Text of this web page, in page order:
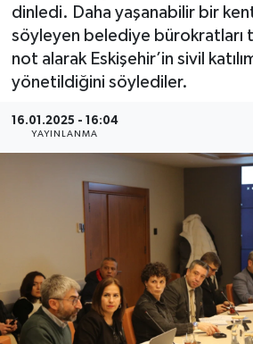
dinledi. Daha yaşanabilir bir kent
söyleyen belediye bürokratları
not alarak Eskişehir’in sivil
yönetildiğini söylediler.
16.01.2025 - 16:04
YAYINLANMA